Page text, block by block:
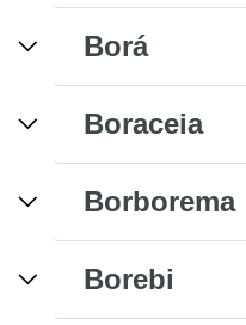
Borá
Boraceia
Borborema
Borebi